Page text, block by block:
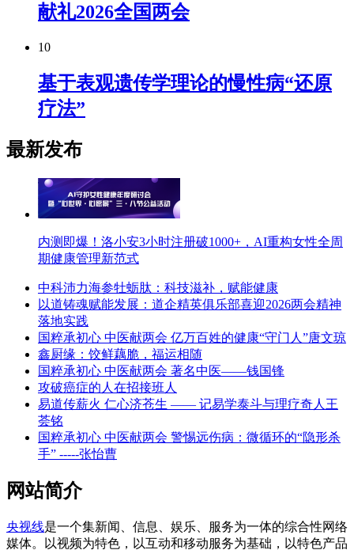
献礼2026全国两会
10
基于表观遗传学理论的慢性病“还原
疗法”
最新发布
内测即爆！洛小安3小时注册破1000+，AI重构女性全周
期健康管理新范式
中科沛力海参牡蛎肽：科技滋补，赋能健康
以道铸魂赋能发展：道企精英俱乐部喜迎2026两会精神
落地实践
国粹承初心 中医献两会 亿万百姓的健康“守门人”唐文琼
鑫厨缘：饺鲜藕脆，福运相随
国粹承初心 中医献两会 著名中医——钱国锋
攻破癌症的人在招接班人
易道传薪火 仁心济苍生 —— 记易学泰斗与理疗奇人王
荟铭
国粹承初心 中医献两会 警惕远伤病：微循环的“隐形杀
手” -----张怡曹
网站简介
央视线是一个集新闻、信息、娱乐、服务为一体的综合性网络
媒体。以视频为特色，以互动和移动服务为基础，以特色产品